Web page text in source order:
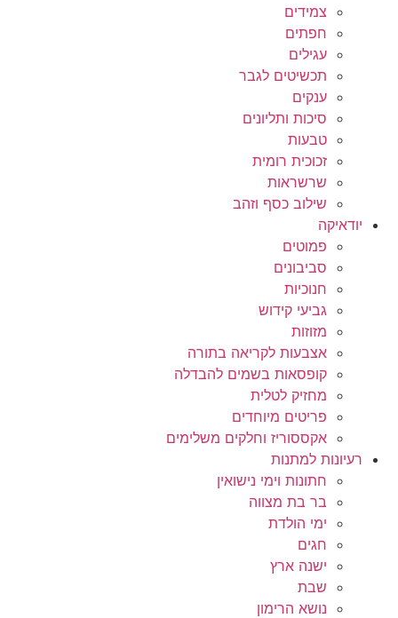
צמידים
חפתים
עגילים
תכשיטים לגבר
ענקים
סיכות ותליונים
טבעות
זכוכית רומית
שרשראות
שילוב כסף וזהב
יודאיקה
פמוטים
סביבונים
חנוכיות
גביעי קידוש
מזוזות
אצבעות לקריאה בתורה
קופסאות בשמים להבדלה
מחזיק לטלית
פריטים מיוחדים
אקססוריז וחלקים משלימים
רעיונות למתנות
חתונות וימי נישואין
בר בת מצווה
ימי הולדת
חגים
ישנה ארץ
שבת
נושא הרימון